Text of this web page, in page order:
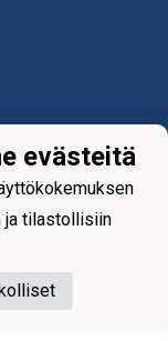
evästeitä
ja tilastollisiin